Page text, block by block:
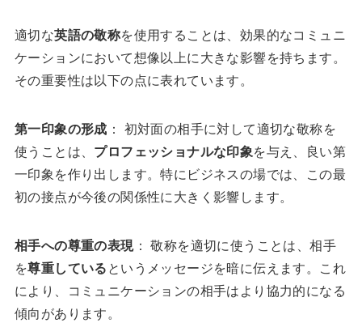
適切な英語の敬称を使用することは、効果的なコミュニ
ケーションにおいて想像以上に大きな影響を持ちます。
その重要性は以下の点に表れています。
第一印象の形成 ： 初対面の相手に対して適切な敬称を
使うことは、 プロフェッショナルな印象を与え、良い第
一印象を作り出します。特にビジネスの場では、この最
初の接点が今後の関係性に大きく影響します。
相手への尊重の表現： 敬称を適切に使うことは、相手
を尊重しているというメッセージを暗に伝えます。これ
により、コミュニケーションの相手はより協力的になる
傾向があります。